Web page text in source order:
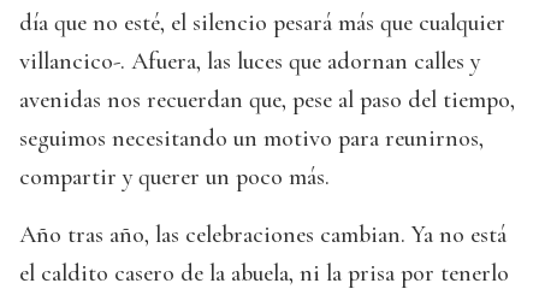
día que no esté, el silencio pesará más que cualquier
villancico-. Afuera, las luces que adornan calles y
avenidas nos recuerdan que, pese al paso del tiempo,
seguimos necesitando un motivo para reunirnos,
compartir y querer un poco más.
Año tras año, las celebraciones cambian. Ya no está
el caldito casero de la abuela, ni la prisa por tenerlo